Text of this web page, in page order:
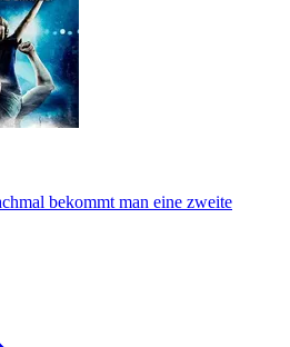
bekommt man eine zweite